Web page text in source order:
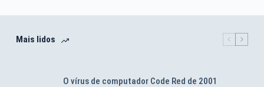
Mais lidos
O vírus de computador Code Red de 2001